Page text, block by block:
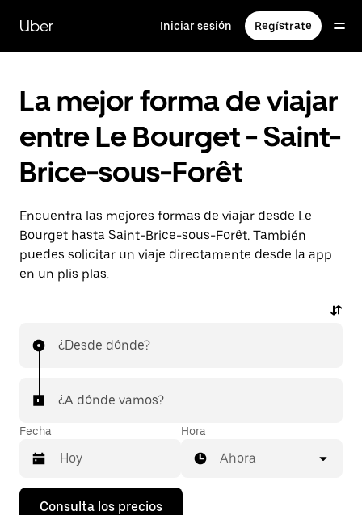
contenido
principal
Uber Iniciar sesión Regístrate
La mejor forma de viajar
entre Le Bourget - Saint-
Brice-sous-Forêt
Encuentra las mejores formas de viajar desde Le
Bourget hasta Saint-Brice-sous-Forêt. También
puedes solicitar un viaje directamente desde la app
en un plis plas.
¿Desde dónde?
¿A dónde vamos?
Fecha
Pulsa
Hora
Ahora
Consulta los precios